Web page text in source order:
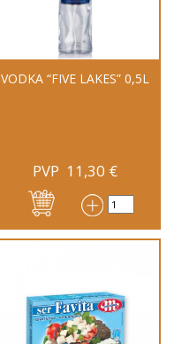
VODKA “FIVE LAKES” 0,5L
PVP 11,30 €